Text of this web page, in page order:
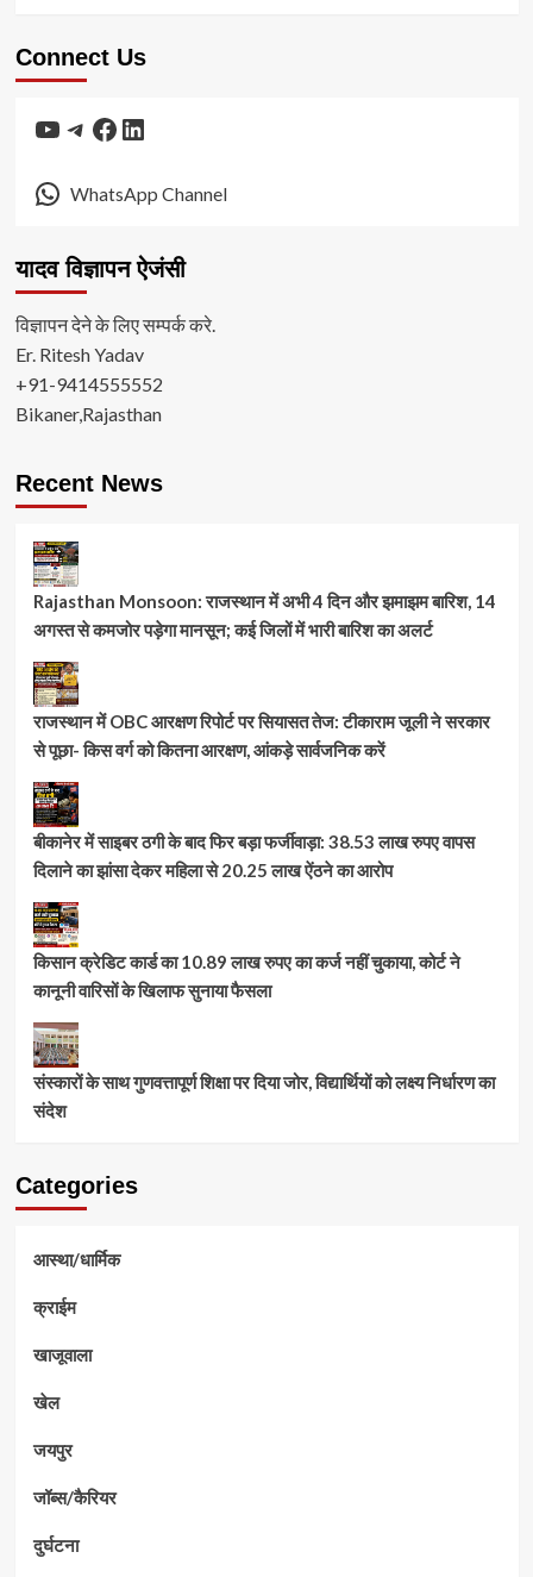
Connect Us
YouTube
Telegram
Facebook
LinkedIn
WhatsApp Channel
यादव विज्ञापन ऐजंसी
विज्ञापन देने के लिए सम्पर्क करे.
Er. Ritesh Yadav
+91-9414555552
Bikaner,Rajasthan
Recent News
Rajasthan Monsoon: राजस्थान में अभी 4 दिन और झमाझम बारिश, 14
अगस्त से कमजोर पड़ेगा मानसून; कई जिलों में भारी बारिश का अलर्ट
राजस्थान में OBC आरक्षण रिपोर्ट पर सियासत तेज: टीकाराम जूली ने सरकार
से पूछा- किस वर्ग को कितना आरक्षण, आंकड़े सार्वजनिक करें
बीकानेर में साइबर ठगी के बाद फिर बड़ा फर्जीवाड़ा: 38.53 लाख रुपए वापस
दिलाने का झांसा देकर महिला से 20.25 लाख ऐंठने का आरोप
किसान क्रेडिट कार्ड का 10.89 लाख रुपए का कर्ज नहीं चुकाया, कोर्ट ने
कानूनी वारिसों के खिलाफ सुनाया फैसला
संस्कारों के साथ गुणवत्तापूर्ण शिक्षा पर दिया जोर, विद्यार्थियों को लक्ष्य निर्धारण का
संदेश
Categories
आस्था/धार्मिक
क्राईम
खाजूवाला
खेल
जयपुर
जॉब्स/कैरियर
दुर्घटना